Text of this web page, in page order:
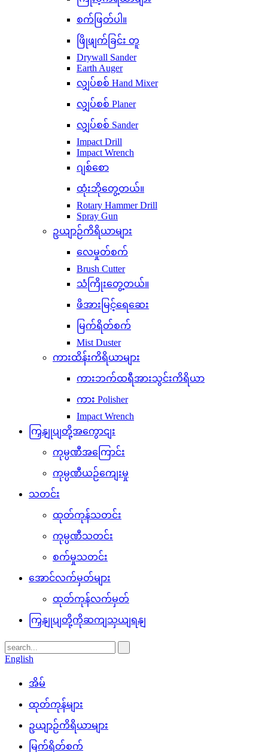
စက်ဖြတ်ပါ။
ဖြိုဖျက်ခြင်း တူ
Drywall Sander
Earth Auger
လျှပ်စစ် Hand Mixer
လျှပ်စစ် Planer
လျှပ်စစ် Sander
Impact Drill
Impact Wrench
ဂျစ်စော
ထုံးဘိုတွေ့တယ်။
Rotary Hammer Drill
Spray Gun
ဥယျာဉ်ကိရိယာများ
လေမှုတ်စက်
Brush Cutter
သံကြိုးတွေ့တယ်။
ဖိအားမြင့်ရေဆေး
မြက်ရိတ်စက်
Mist Duster
ကားထိန်းကိရိယာများ
ကားဘက်ထရီအားသွင်းကိရိယာ
ကား Polisher
Impact Wrench
ကြှနျုပျတို့အကွောငျး
ကုမ္ပဏီအကြောင်း
ကုမ္ပဏီယဉ်ကျေးမှု
သတင်း
ထုတ်ကုန်သတင်း
ကုမ္ပဏီသတင်း
စက်မှုသတင်း
အောင်လက်မှတ်များ
ထုတ်ကုန်လက်မှတ်
ကြှနျုပျတို့ကိုဆကျသှယျရနျ
English
အိမ်
ထုတ်ကုန်များ
ဥယျာဉ်ကိရိယာများ
မြက်ရိတ်စက်